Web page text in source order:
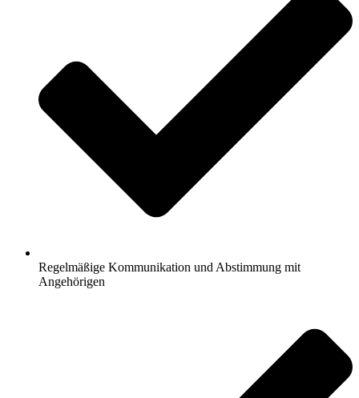
Regelmäßige Kommunikation und Abstimmung mit
Angehörigen